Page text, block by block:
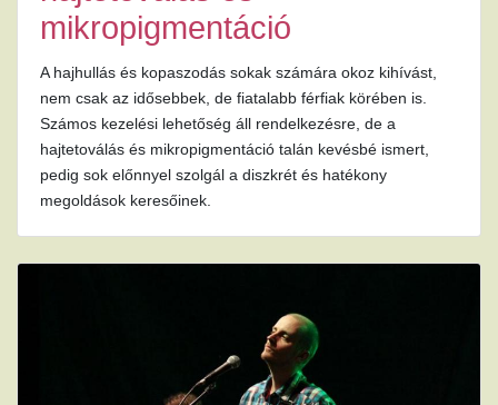
mikropigmentáció
A hajhullás és kopaszodás sokak számára okoz kihívást,
nem csak az idősebbek, de fiatalabb férfiak körében is.
Számos kezelési lehetőség áll rendelkezésre, de a
hajtetoválás és mikropigmentáció talán kevésbé ismert,
pedig sok előnnyel szolgál a diszkrét és hatékony
megoldások keresőinek.